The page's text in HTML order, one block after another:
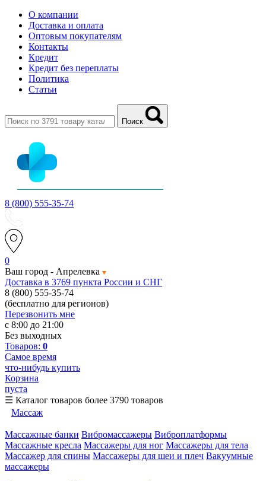
О компании
Доставка и оплата
Оптовым покупателям
Контакты
Кредит
Кредит без переплаты
Политика
Статьи
Поиск
8 (800) 555-35-74
0
Ваш город - Апрелевка
Доставка в 3769 пункта России и СНГ
8 (800) 555-35-74
(бесплатно для регионов)
Перезвонить мне
с 8:00 до 21:00
Без выходных
Товаров: 0
Самое время
что-нибудь купить
Корзина
пуста
☰ Каталог товаров более 3790 товаров
Массаж
Массажные банки Вибромассажеры Виброплатформы
Массажные кресла Массажеры для ног Массажеры для тела
Массажер для спины Массажеры для шеи и плеч Вакуумные
массажеры